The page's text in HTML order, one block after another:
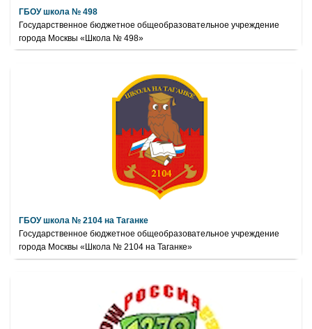
ГБОУ школа № 498
Государственное бюджетное общеобразовательное учреждение
города Москвы «Школа № 498»
ГБОУ школа № 2104 на Таганке
Государственное бюджетное общеобразовательное учреждение
города Москвы «Школа № 2104 на Таганке»